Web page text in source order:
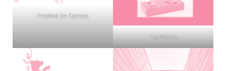
Festival de Cannes
La Mostra